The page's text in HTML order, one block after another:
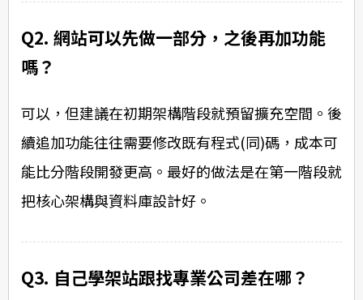
Q2. 網站可以先做一部分，之後再加功能
嗎？
可以，但建議在初期架構階段就預留擴充空間。後
續追加功能往往需要修改既有程式(同)碼，成本可
能比分階段開發更高。最好的做法是在第一階段就
把核心架構與資料庫設計好。
Q3. 自己學架站跟找專業公司差在哪？